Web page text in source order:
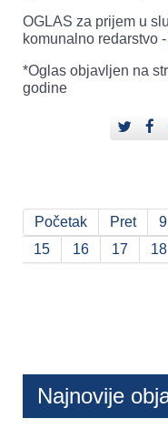
OGLAS za prijem u
komunalno redarstvo -
*Oglas objavljen na
godine
Početak Pret 9
15
16 17 18
Najnovije